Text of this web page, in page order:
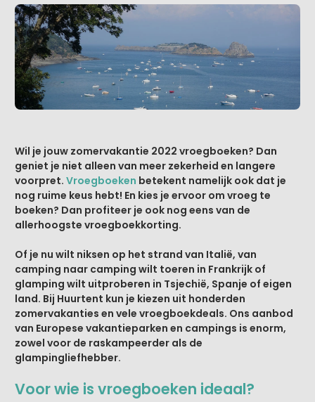
Wil je jouw zomervakantie 2022 vroegboeken? Dan
geniet je niet alleen van meer zekerheid en langere
voorpret. Vroegboeken betekent namelijk ook dat je
nog ruime keus hebt! En kies je ervoor om vroeg te
boeken? Dan profiteer je ook nog eens van de
allerhoogste vroegboekkorting.
Of je nu wilt niksen op het strand van Italië, van
camping naar camping wilt toeren in Frankrijk of
glamping wilt uitproberen in Tsjechië, Spanje of eigen
land. Bij Huurtent kun je kiezen uit honderden
zomervakanties en vele vroegboekdeals. Ons aanbod
van Europese vakantieparken en campings is enorm,
zowel voor de raskampeerder als de
glampingliefhebber.
Voor wie is vroegboeken ideaal?